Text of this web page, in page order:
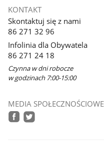
nowym
KONTAKT
Skontaktuj się z nami
86 271 32 96
Infolinia dla Obywatela
86 271 24 18
Czynna w dni robocze
w godzinach 7:00-15:00
MEDIA